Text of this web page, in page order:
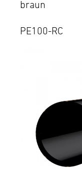
braun
PE100-RC